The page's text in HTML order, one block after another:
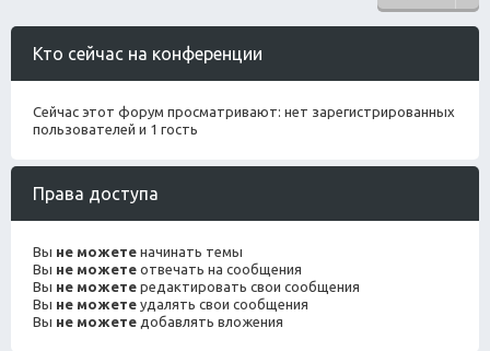
Кто сейчас на конференции
Сейчас этот форум просматривают: нет зарегистрированных
пользователей и 1 гость
Права доступа
Вы не можете начинать темы
Вы не можете отвечать на сообщения
Вы не можете редактировать свои сообщения
Вы не можете удалять свои сообщения
Вы не можете добавлять вложения